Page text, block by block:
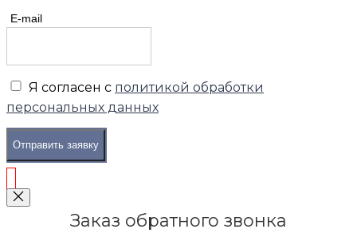
E-mail
Я согласен с политикой обработки
персональных данных
Отправить заявку
Заказ обратного звонка